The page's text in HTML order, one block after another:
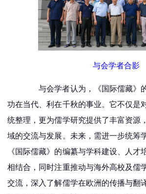
与会学者合影
与会学者认为，《国际儒藏》
功在当代、利在千秋的事业。它不仅是
统整理，更为儒学研究提供了丰富资源
域的交流与发展。未来，需进一步统筹
《国际儒藏》的编纂与学科建设、人才
相结合，同时注重推动与海外高校及儒
交流，深入了解儒学在欧洲的传播与翻